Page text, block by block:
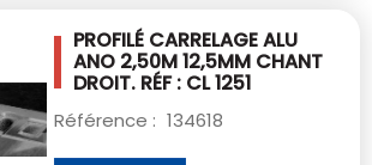
PROFILÉ CARRELAGE ALU
ANO 2,50M 12,5MM CHANT
DROIT. RÉF : CL 1251
Référence : 134618